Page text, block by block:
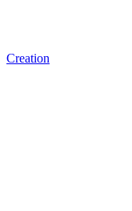
Creation